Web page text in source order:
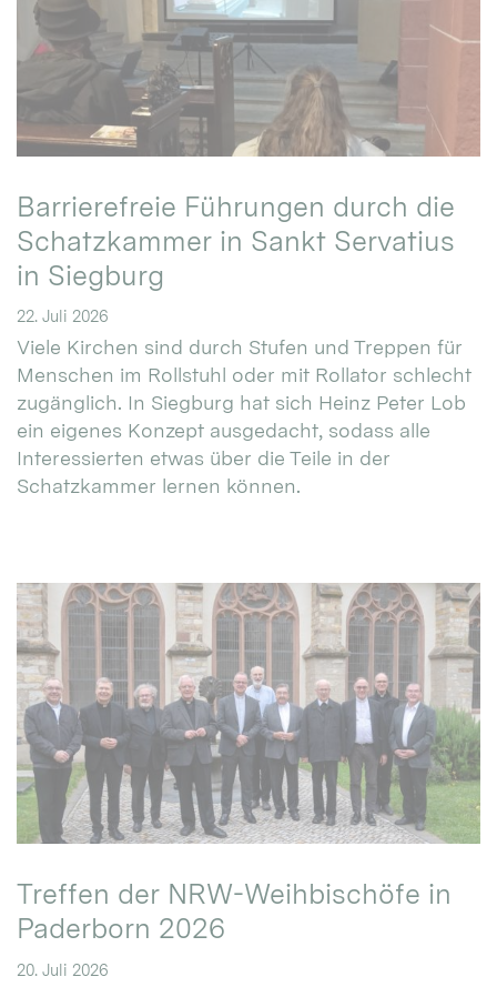
Barrierefreie Führungen durch die
Schatzkammer in Sankt Servatius
in Siegburg
22. Juli 2026
Viele Kirchen sind durch Stufen und Treppen für
Menschen im Rollstuhl oder mit Rollator schlecht
zugänglich. In Siegburg hat sich Heinz Peter Lob
ein eigenes Konzept ausgedacht, sodass alle
Interessierten etwas über die Teile in der
Schatzkammer lernen können.
Treffen der NRW-Weihbischöfe in
Paderborn 2026
20. Juli 2026